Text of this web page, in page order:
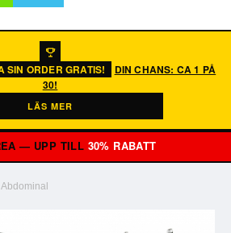
SIN ORDER GRATIS!
DIN CHANS: CA 1 PÅ
30!
LÄS MER
— UPP TILL 30% RABATT